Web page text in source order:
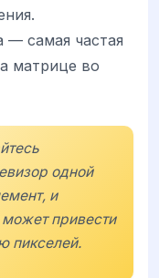
— самая частая
матрице во
одной
и
привести
пикселей.